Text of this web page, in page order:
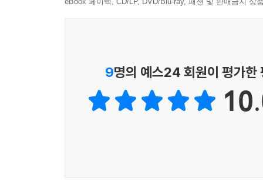
주변 사람들을 불안하게 만든다. 자신 안의 무기
드러낸다. 그런 파니의 모습은 화자에게 미스터
9명의 예스24 회원이 평가한